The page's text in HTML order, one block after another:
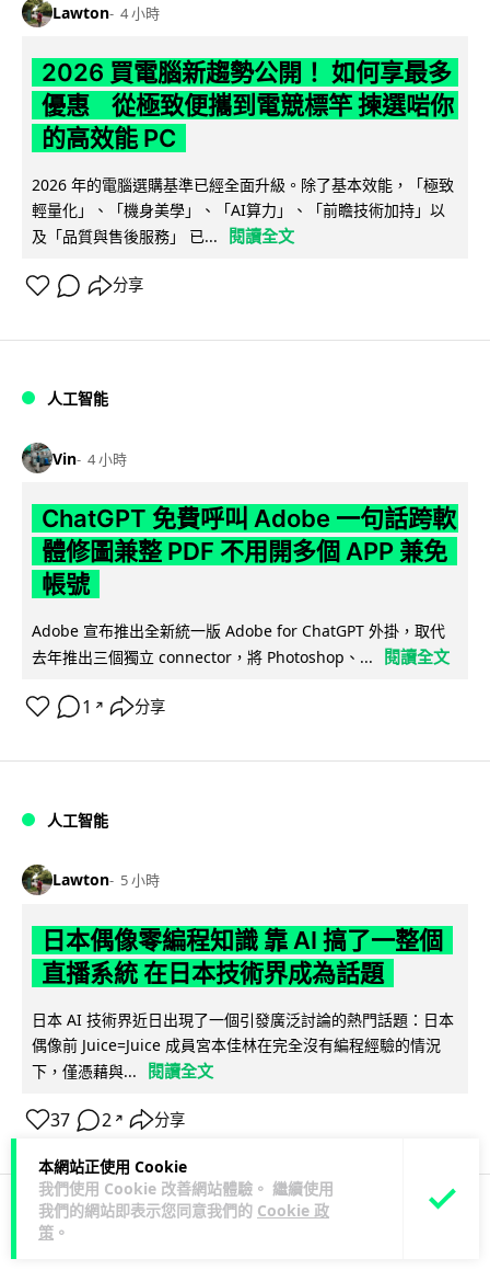
本網站正使用 Cookie
我們使用 Cookie 改善網站體驗。 繼續使用
我們的網站即表示您同意我們的 Cookie 政
策 。
Lawton 4 小時
2026 買電腦新趨勢公開！ 如何享最多
優惠 從極致便攜到電競標竿 揀選啱你
的高效能 PC
2026 年的電腦選購基準已經全面升級。除了基本效能，「極致
輕量化」、「機身美學」、「AI算力」、「前瞻技術加持」以
及「品質與售後服務」 已...
閱讀全文
分享
人工智能
Vin 4 小時
ChatGPT 免費呼叫 Adobe 一句話跨軟
體修圖兼整 PDF 不用開多個 APP 兼免
帳號
Adobe 宣布推出全新統一版 Adobe for ChatGPT 外掛，取代
去年推出三個獨立 connector，將 Photoshop、...
閱讀全文
1 ↗ 分享
人工智能
Lawton 5 小時
日本偶像零編程知識 靠 AI 搞了一整個
直播系統 在日本技術界成為話題
日本 AI 技術界近日出現了一個引發廣泛討論的熱門話題：日本
偶像前 Juice=Juice 成員宮本佳林在完全沒有編程經驗的情況
下，僅憑藉與...
閱讀全文
37 2 ↗ 分享
商業科技